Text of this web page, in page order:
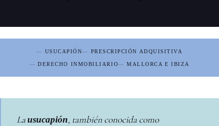
USUCAPIÓN PRESCRIPCIÓN ADQUISITIVA
DERECHO INMOBILIARIO MALLORCA E IBIZA
Lausucapión, también conocida como